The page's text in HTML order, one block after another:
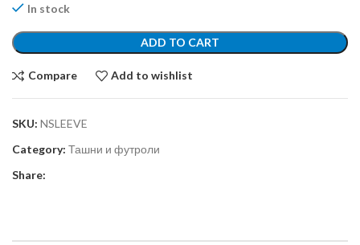
In stock
ADD TO CART
Compare Add to wishlist
SKU: NSLEEVE
Category: Ташни и футроли
Share: